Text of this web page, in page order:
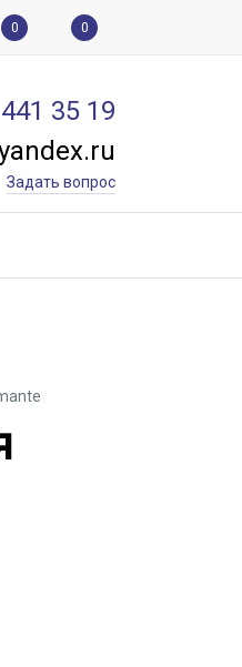
0 0
35 19
Задать вопрос